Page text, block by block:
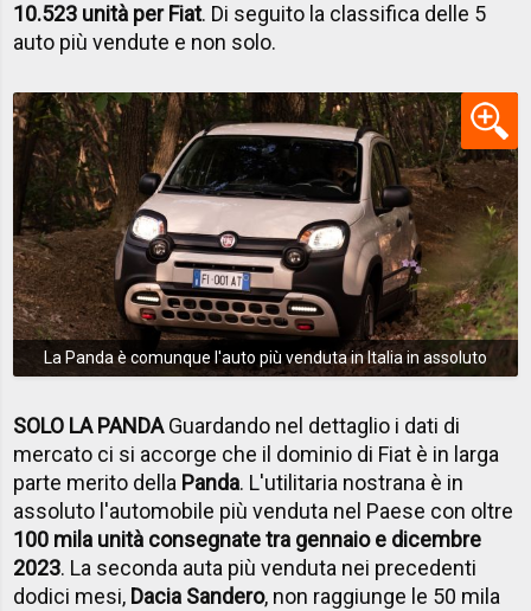
10.523 unità per Fiat. Di seguito la classifica delle 5
auto più vendute e non solo.
La Panda è comunque l'auto più venduta in Italia in assoluto
SOLO LA PANDAGuardando nel dettaglio i dati di
mercato ci si accorge che il dominio di Fiat è in larga
parte merito della Panda. L'utilitaria nostrana è in
assoluto l'automobile più venduta nel Paese con oltre
100 mila unità consegnate tra gennaio e dicembre
2023. La seconda auta più venduta nei precedenti
dodici mesi, Dacia Sandero, non raggiunge le 50 mila